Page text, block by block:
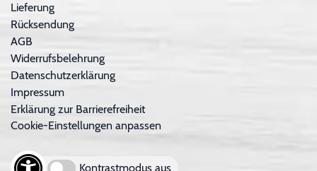
Lieferung
Rücksendung
AGB
Widerrufsbelehrung
Datenschutzerklärung
Impressum
Erklärung zur Barrierefreiheit
Cookie-Einstellungen anpassen
Kontrastmodus aus